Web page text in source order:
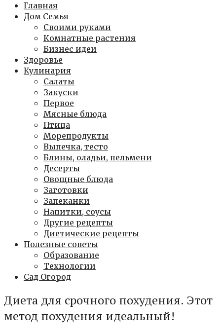
Главная
Дом Семья
Своими руками
Комнатные растения
Бизнес идеи
Здоровье
Кулинария
Салаты
Закуски
Первое
Мясные блюда
Птица
Морепродукты
Выпечка, тесто
Блины, оладьи, пельмени
Десерты
Овощные блюда
Заготовки
Запеканки
Напитки, соусы
Другие рецепты
Диетические рецепты
Полезные советы
Образование
Технологии
Сад Огород
Диета для срочного похудения. Этот
метод похудения идеальный!